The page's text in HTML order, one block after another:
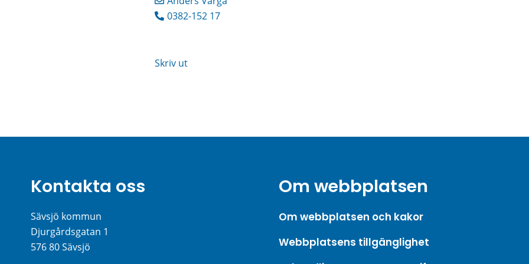
0382-152 17
Skriv ut
Kontakta oss
Sävsjö kommun
Djurgårdsgatan 1
576 80 Sävsjö
Om webbplatsen
Om webbplatsen och kakor
Webbplatsens tillgänglighet